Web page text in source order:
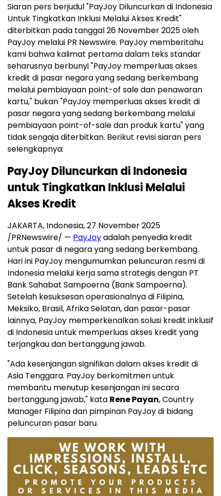
Siaran pers berjudul "PayJoy Diluncurkan di Indonesia
Untuk Tingkatkan Inklusi Melalui Akses Kredit"
diterbitkan pada tanggal 26 November 2025 oleh
PayJoy melalui PR Newswire. PayJoy memberitahu
kami bahwa kalimat pertama dalam teks standar
seharusnya berbunyi "PayJoy memperluas akses
kredit di pasar negara yang sedang berkembang
melalui pembiayaan point-of sale dan penawaran
kartu," bukan "PayJoy memperluas akses kredit di
pasar negara yang sedang berkembang melalui
pembiayaan point-of-sale dan produk kartu" yang
tidak sengaja diterbitkan. Berikut revisi siaran pers
selengkapnya:
PayJoy Diluncurkan di Indonesia
untuk Tingkatkan Inklusi Melalui
Akses Kredit
JAKARTA, Indonesia,27 November 2025
/PRNewswire/ — PayJoyadalah penyedia kredit
untuk pasar di negara yang sedang berkembang.
Hari ini PayJoy mengumumkan peluncuran resmi di
Indonesia melalui kerja sama strategis dengan PT
Bank Sahabat Sampoerna (Bank Sampoerna).
Setelah kesuksesan operasionalnya di Filipina,
Meksiko, Brasil, Afrika Selatan, dan pasar-pasar
lainnya, PayJoy memperkenalkan solusi kredit inklusif
di Indonesia untuk memperluas akses kredit yang
terjangkau dan bertanggung jawab.
"Ada kesenjangan signifikan dalam akses kredit di
Asia Tenggara. PayJoy berkomitmen untuk
membantu menutup kesenjangan ini secara
bertanggung jawab," kata Rene Payan, Country
Manager Filipina dan pimpinan PayJoy di bidang
peluncuran pasar baru.